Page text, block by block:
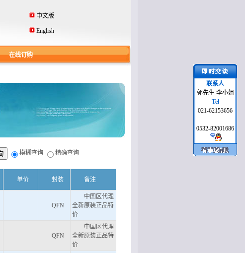
中文版
English
在线订购
模糊查询 精确查询
单价 封装 备注
QFN
中国区代理
全新原装正品特
价
QFN
中国区代理
全新原装正品特
价
联系人
郭先生 李小姐
Tel
021-62153656
0532-82001686